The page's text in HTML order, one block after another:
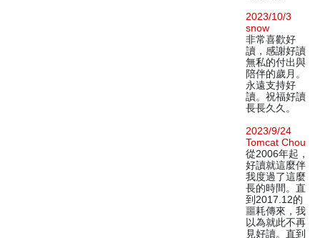
2023/10/3
snow
非常喜歡好
讀，感謝好讀
無私的付出與
陪伴的歲月。
永遠支持好
讀。祝福好讀
長長久久。
2023/9/24
Tomcat Chou
從2006年起，
好讀就這麼伴
我度過了這麼
長的時間。直
到2017.12的
噩耗傳來，我
以為就此不再
見好讀。直到